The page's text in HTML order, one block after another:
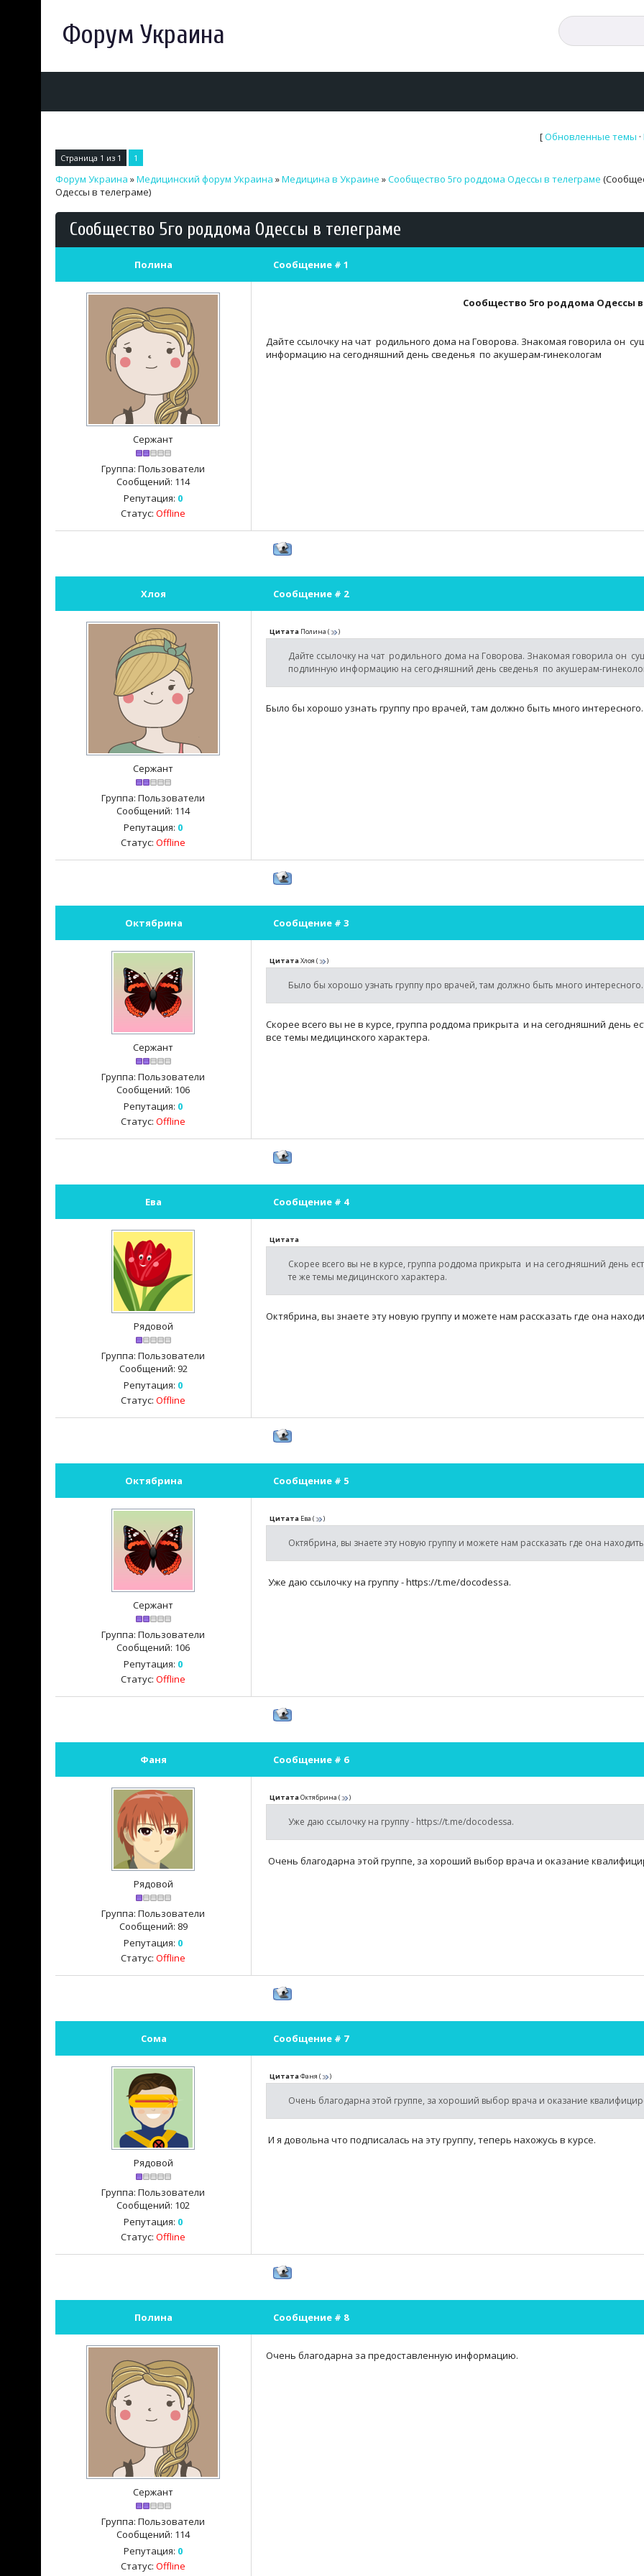
Форум Украина
[Обновленные темы ·
Страница 1 из 1 1
Форум Украина »Медицинский форум Украина »Медицина в Украине »Сообщество 5го роддома Одессы в телеграме
Одессы в телеграме)
Сообщество 5го роддома Одессы в телеграме
Полина Сообщение # 1
Сержант
Группа: Пользователи
Сообщений: 114
Репутация: 0
Статус: Offline
Сообщество 5го роддома Одессы
Дайте ссылочку на чат родильного дома на Говорова. Знакомая говорила он
информацию на сегодняшний день сведенья по акушерам-гинекологам
Хлоя Сообщение # 2
Сержант
Группа: Пользователи
Сообщений: 114
Репутация: 0
Статус: Offline
Цитата Полина ( )
Дайте ссылочку на чат родильного дома на Говорова. Знакомая говорила он
подлинную информацию на сегодняшний день сведенья по акушерам-
Было бы хорошо узнать группу про врачей, там должно быть много интересного.
Октябрина Сообщение # 3
Сержант
Группа: Пользователи
Сообщений: 106
Репутация: 0
Статус: Offline
ЦитатаХлоя ( )
Было бы хорошо узнать группу про врачей, там должно быть много интересного.
Скорее всего вы не в курсе, группа роддома прикрыта и на сегодняшний день
все темы медицинского характера.
Ева Сообщение # 4
Рядовой
Группа: Пользователи
Сообщений: 92
Репутация: 0
Статус: Offline
Цитата
Скорее всего вы не в курсе, группа роддома прикрыта и на сегодняшний день
те же темы медицинского характера.
Октябрина, вы знаете эту новую группу и можете нам рассказать где она
Октябрина Сообщение # 5
Сержант
Группа: Пользователи
Сообщений: 106
Репутация: 0
Статус: Offline
Цитата Ева ( )
Октябрина, вы знаете эту новую группу и можете нам рассказать где она
Уже даю ссылочку на группу - https://t.me/docodessa.
Фаня Сообщение # 6
Рядовой
Группа: Пользователи
Сообщений: 89
Репутация: 0
Статус: Offline
ЦитатаОктябрина ( )
Уже даю ссылочку на группу - https://t.me/docodessa.
Очень благодарна этой группе, за хороший выбор врача и оказание
Сома Сообщение # 7
Рядовой
Группа: Пользователи
Сообщений: 102
Репутация: 0
Статус: Offline
ЦитатаФаня ( )
Очень благодарна этой группе, за хороший выбор врача и оказание
И я довольна что подписалась на эту группу, теперь нахожусь в курсе.
Полина Сообщение # 8
Сержант
Группа: Пользователи
Сообщений: 114
Репутация: 0
Статус: Offline
Очень благодарна за предоставленную информацию.